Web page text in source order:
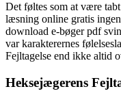
Det føltes som at være
læsning online gratis
download e-bøger pdf
var karakterernes
Fejltagelse end ikke altid
Heksejægerens